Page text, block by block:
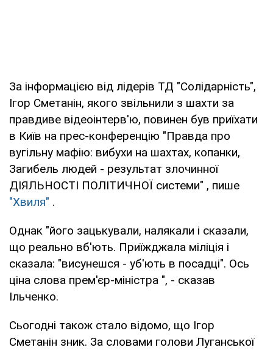
За інформацією від лідерів ТД "Солідарність",
Ігор Сметанін, якого звільнили з шахти за
правдиве відеоінтерв'ю, повинен був приїхати
в Київ на прес-конференцію "Правда про
вугільну мафію: вибухи на шахтах, копанки,
Загибель людей - результат злочинної
ДІЯЛЬНОСТІ ПОЛІТИЧНОЇ системи" , пише
"Хвиля" .
Однак "його зацькували, налякали і сказали,
що реально вб'ють. Приїжджала міліція і
сказала: "висунешся - уб'ють в посадці". Ось
ціна слова прем'єр-міністра ", - сказав
Ільченко.
Сьогодні також стало відомо, що Ігор
Сметанін зник. За словами голови Луганської